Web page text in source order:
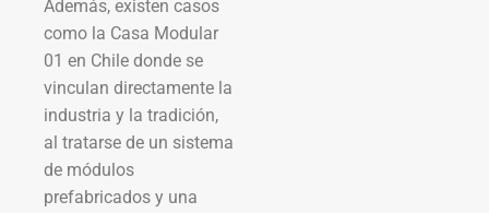
Además, existen casos
como la Casa Modular
01 en Chile donde se
vinculan directamente la
industria y la tradición,
al tratarse de un sistema
de módulos
prefabricados y una